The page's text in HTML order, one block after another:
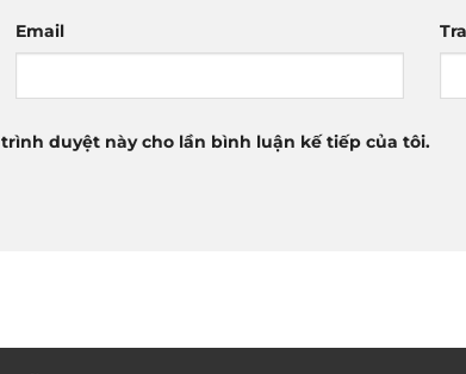
Email
duyệt này cho lần bình luận kế tiếp của tôi.